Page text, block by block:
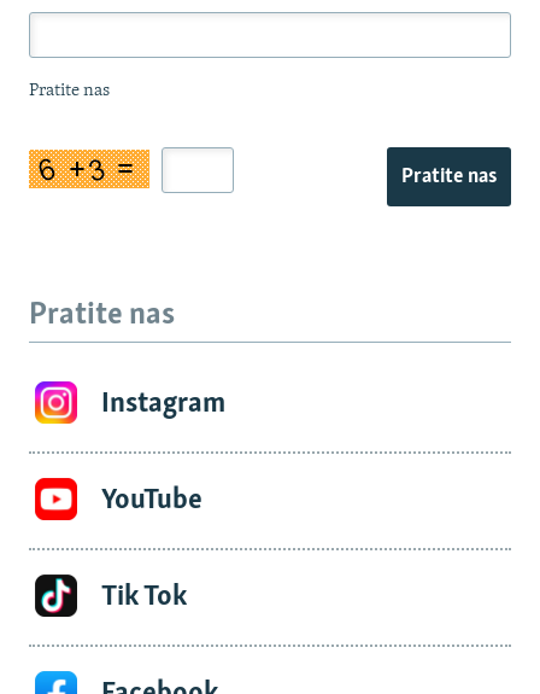
Pratite nas
Pratite nas
Pratite nas
Instagram
YouTube
Tik Tok